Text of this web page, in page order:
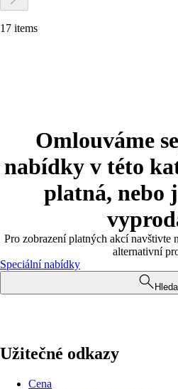
17 items
Omlouváme
nabídky v této
platná, nebo
Pro zobrazení platných akcí navštivte
alternativní
Speciální nabídky
Užitečné odkazy
Cena